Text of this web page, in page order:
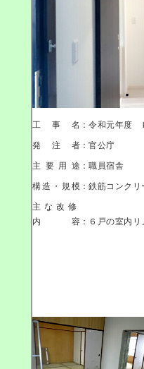
工事名 ：令和元年度
発注者 ：官公庁
主要用途 ：職員宿舎
構造・規模 ：鉄筋コンク
主な改修
内容 ：６戸の室内